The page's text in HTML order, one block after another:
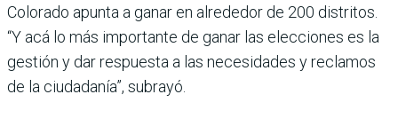
Colorado apunta a ganar en alrededor de 200 distritos.
“Y acá lo más importante de ganar las elecciones es la
ges­tión y dar respuesta a las nece­sidades y reclamos
de la ciu­dadanía”, subrayó.